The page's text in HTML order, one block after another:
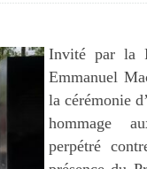
Invité par la
Emmanuel
la cérémonie
hommage
perpétré